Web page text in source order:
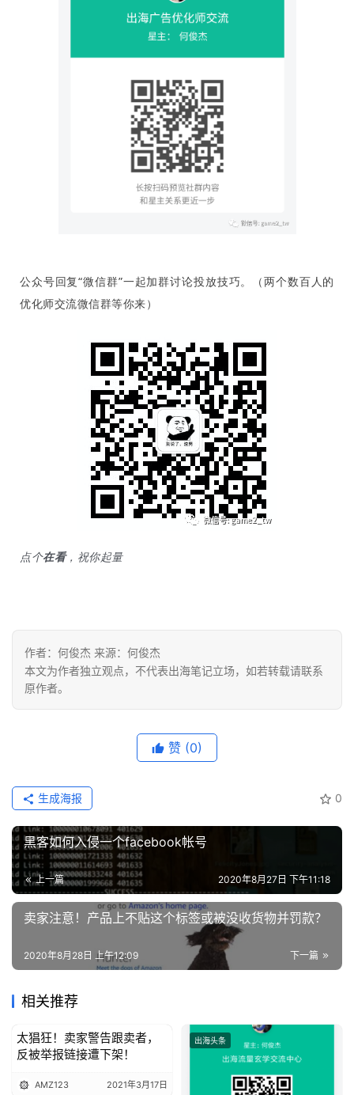
案
货
公众号回复“微信群”一起加群讨论投放技巧。（两个数百人的
优化师交流微信群等你来）
点个在看，祝你起量
作者：何俊杰 来源：何俊杰
本文为作者独立观点，不代表出海笔记立场，如若转载请联系
原作者。
赞 (0)
0
生成海报
黑客如何入侵一个facebook帐号
上一篇 2020年8月27日 下午11:18
卖家注意！产品上不贴这个标签或被没收货物并罚款？
下一篇
2020年8月28日 上午12:09
相关推荐
出海头条
太猖狂！卖家警告跟卖者，
反被举报链接遭下架！
AMZ123 2021年3月17日
出海头条